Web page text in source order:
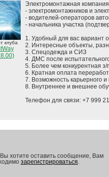
клуба
Электромонтажная
- электромонтажников и
- водителей-операторов
- начальника участка
1. Удобный для вас вариант
2. Интересные объекты,
3. Спецодежда и СИЗ
4. ДМС после
5. Более чем конкурентная з/
6. Кратная оплата
7. Возможность карьерного
8. Внутреннее и внешнее
Телефон для связи: +7 999
хотите оставить сообщение, Вам
зарегистрироваться.